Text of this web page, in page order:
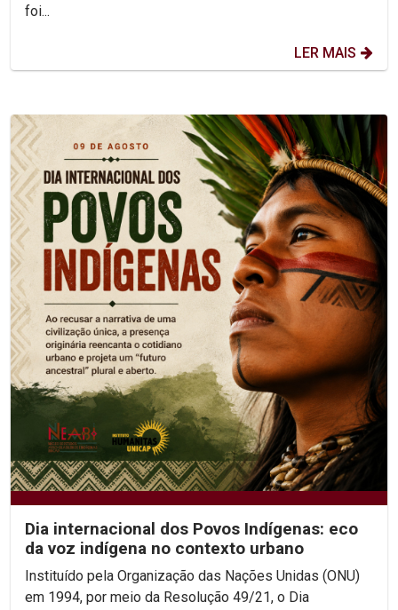
foi...
LER MAIS
Dia internacional dos Povos Indígenas: eco
da voz indígena no contexto urbano
Instituído pela Organização das Nações Unidas (ONU)
em 1994, por meio da Resolução 49/21, o Dia